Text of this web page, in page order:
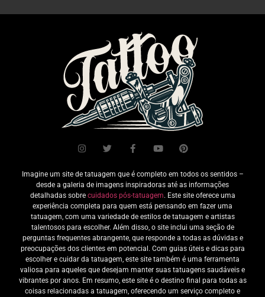
Imagine um site de tatuagem que é completo em todos os sentidos –
desde a galeria de imagens inspiradoras até as informações
detalhadas sobre cuidados pós-tatuagem. Este site oferece uma
experiência completa para quem está pensando em fazer uma
tatuagem, com uma variedade de estilos de tatuagem e artistas
talentosos para escolher. Além disso, o site inclui uma seção de
perguntas frequentes abrangente, que responde a todas as dúvidas e
preocupações dos clientes em potencial. Com guias úteis e dicas para
escolher e cuidar da tatuagem, este site também é uma ferramenta
valiosa para aqueles que desejam manter suas tatuagens saudáveis e
vibrantes por anos. Em resumo, este site é o destino final para todas as
coisas relacionadas a tatuagem, oferecendo um serviço completo e